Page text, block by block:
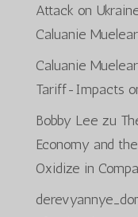
Attack on
Caluanie
Caluanie
Tariff-Impacts
Bobby Lee zu
Economy and
Oxidize in